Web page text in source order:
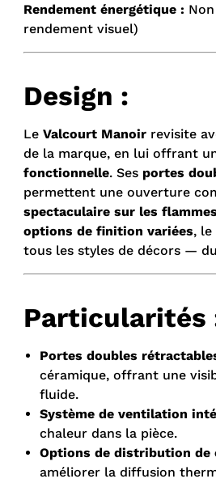
Rendement énergétique :
rendement visuel)
Design :
LeValcourt Manoir revisite
de la marque, en lui offrant
fonctionnelle. Ses portes
permettent une ouverture
spectaculaire sur les flammes
options de finition variées, le
tous les styles de décors —
Particularités
Portes doubles
céramique, offrant une
fluide.
Système de ventilation
chaleur dans la pièce.
Options de distribution de
améliorer la diffusion